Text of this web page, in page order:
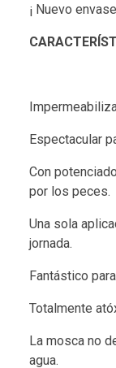
¡ Nuevo
Espectacular
Con
por los peces.
Una sola
jornada.
Fantástico
Totalmente
La mosca no
agua.